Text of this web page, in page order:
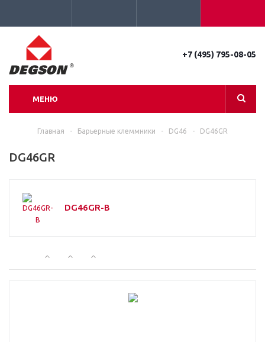
+7 (495) 795-08-05
МЕНЮ
Главная - Барьерные клеммники - DG46 - DG46GR
DG46GR
DG46GR-B